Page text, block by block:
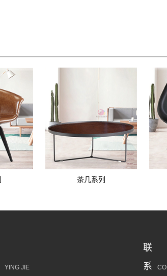
茶几系列
YING JIE
联
系